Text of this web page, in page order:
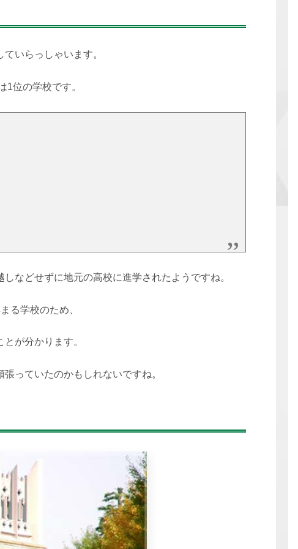
ていらっしゃいます。
1位の学校です。
などせずに地元の高校に進学されたようですね。
る学校のため、
が分かります。
っていたのかもしれないですね。